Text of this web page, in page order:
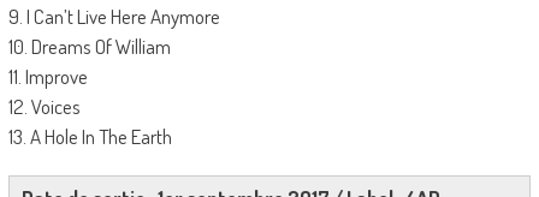
9. I Can’t Live Here Anymore
10. Dreams Of William
11. Improve
12. Voices
13. A Hole In The Earth